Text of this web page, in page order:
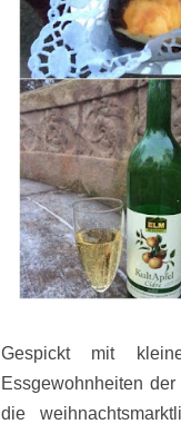
Gespickt mit
Essgewohnheiten
die